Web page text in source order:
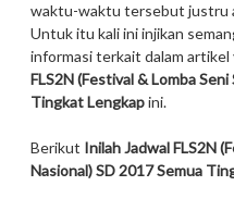
waktu-waktu tersebut justru
Untuk itu kali ini injikan
informasi terkait dalam artikel
FLS2N (Festival & Lomba
Tingkat Lengkapini.
Berikut Inilah Jadwal FLS2N
Nasional) SD 2017 Semua